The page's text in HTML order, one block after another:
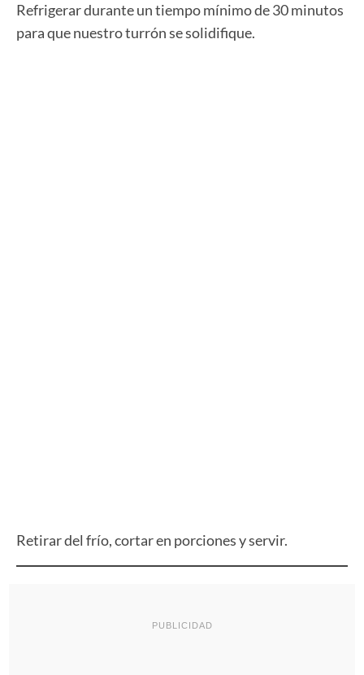
Refrigerar durante un tiempo mínimo de 30 minutos
para que nuestro turrón se solidifique.
Retirar del frío, cortar en porciones y servir.
PUBLICIDAD